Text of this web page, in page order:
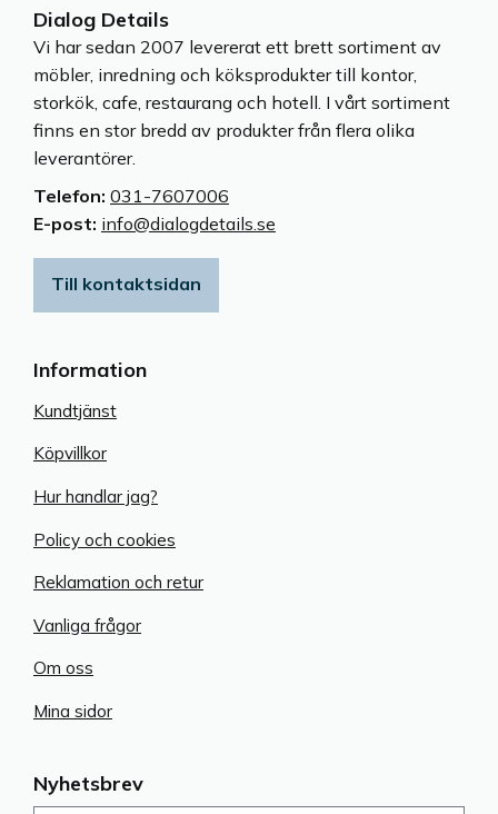
Nyhetsbrev
Information
Kundtjänst
Köpvillkor
Hur handlar jag?
Policy och cookies
Reklamation och retur
Vanliga frågor
Om oss
Mina sidor
Dialog Details
Vi har sedan 2007 levererat ett brett sortiment av
möbler, inredning och köksprodukter till kontor,
storkök, cafe, restaurang och hotell. I vårt sortiment
finns en stor bredd av produkter från flera olika
leverantörer.
Telefon: 031-7607006
E-post: info@dialogdetails.se
Till kontaktsidan